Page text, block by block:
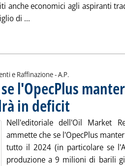
anche economici agli aspiranti
di ...
notizia
e Raffinazione -di:
A.P.
l'OpecPlus
in deficit
Nell'editoriale dell'Oil Market
ammette che se l'OpecPlus
tutto il 2024 (in particolare se
produzione a 9 milioni di barili